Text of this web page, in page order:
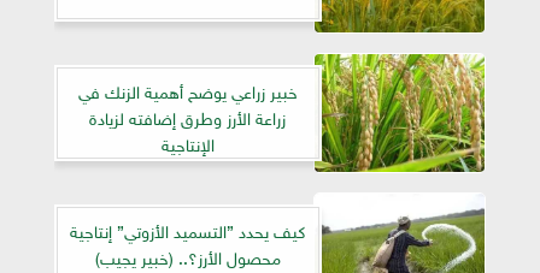
خبير زراعي يوضح أهمية الزنك في
زراعة الأرز وطرق إضافته لزيادة
الإنتاجية
كيف يحدد ”التسميد الأزوتي” إنتاجية
محصول الأرز؟.. (خبير يجيب)